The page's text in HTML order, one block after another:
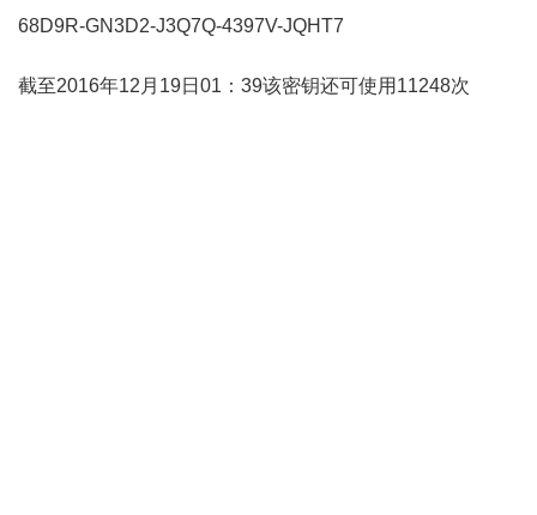
68D9R-GN3D2-J3Q7Q-4397V-JQHT7
截至2016年12月19日01：39该密钥还可使用11248次